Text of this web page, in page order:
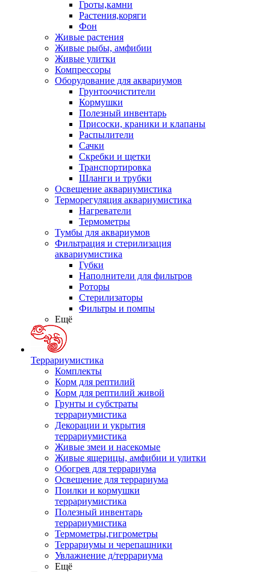
Гроты,камни
Растения,коряги
Фон
Живые растения
Живые рыбы, амфибии
Живые улитки
Компрессоры
Оборудование для аквариумов
Грунтоочистители
Кормушки
Полезный инвентарь
Присоски, краники и клапаны
Распылители
Сачки
Скребки и щетки
Транспортировка
Шланги и трубки
Освещение аквариумистика
Терморегуляция аквариумистика
Нагреватели
Термометры
Тумбы для аквариумов
Фильтрация и стерилизация
аквариумистика
Губки
Наполнители для фильтров
Роторы
Стерилизаторы
Фильтры и помпы
Ещё
Террариумистика
Комплекты
Корм для рептилий
Корм для рептилий живой
Грунты и субстраты
террариумистика
Декорации и укрытия
террариумистика
Живые змеи и насекомые
Живые ящерицы, амфибии и улитки
Обогрев для террариума
Освещение для террариума
Поилки и кормушки
террариумистика
Полезный инвентарь
террариумистика
Термометры,гигрометры
Террариумы и черепашники
Увлажнение д/террариума
Ещё